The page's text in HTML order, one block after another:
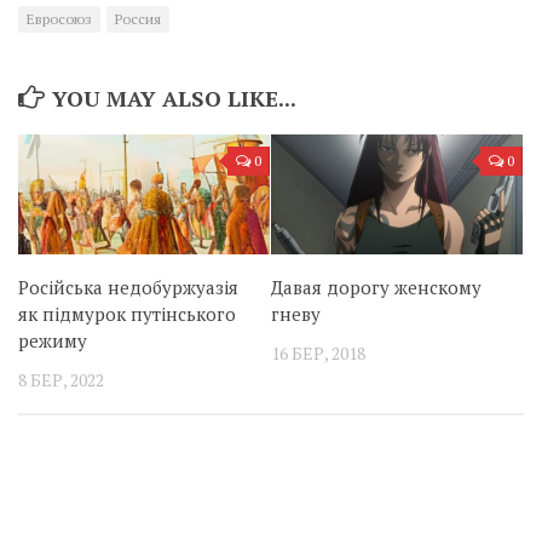
Евросоюз Россия
YOU MAY ALSO LIKE...
0
Російська недобуржуазія
як підмурок путінського
режиму
8 БЕР, 2022
0
Давая дорогу женскому
гневу
16 БЕР, 2018